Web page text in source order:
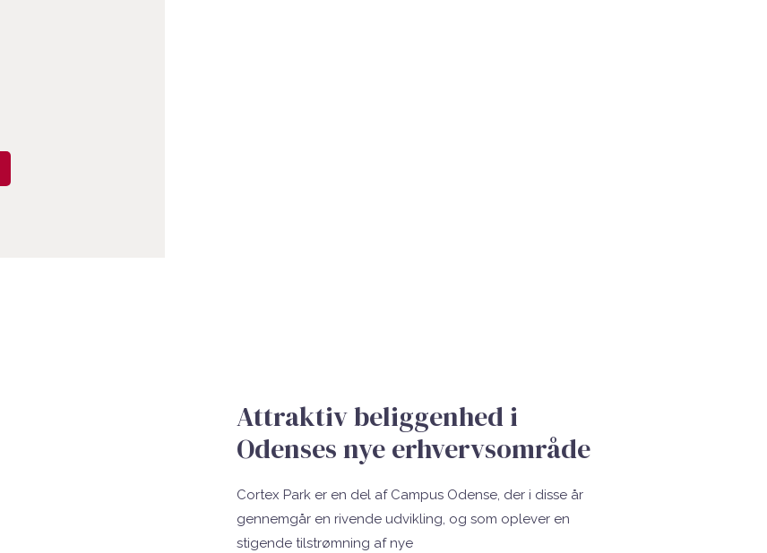
Attraktiv beliggenhed i
Odenses nye erhvervsområde
Cortex Park er en del af Campus Odense, der i disse år
gennemgår en rivende udvikling, og som oplever en
stigende tilstrømning af nye